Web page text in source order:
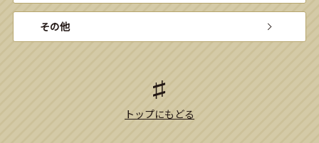
その他
トップにもどる